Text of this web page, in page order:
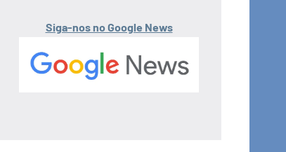
Siga-nos no Google News